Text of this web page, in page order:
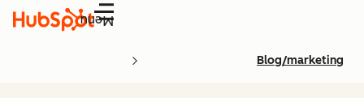
Menu
Blog/marketing